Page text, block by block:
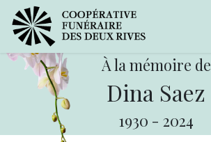
À la mémoire de
Dina Saez
1930 - 2024